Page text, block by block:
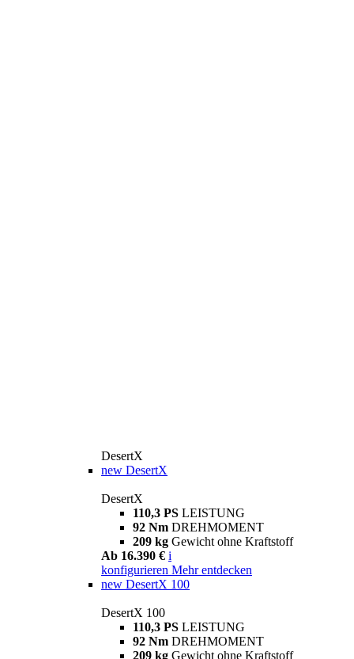
DesertX
new DesertX
DesertX
110,3 PS LEISTUNG
92 Nm DREHMOMENT
209 kg Gewicht ohne Kraftstoff
Ab 16.390 € i
konfigurieren Mehr entdecken
new DesertX 100
DesertX 100
110,3 PS LEISTUNG
92 Nm DREHMOMENT
209 kg Gewicht ohne Kraftstoff